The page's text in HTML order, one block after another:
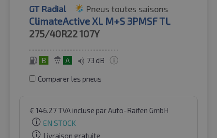
GT Radial Pneus toutes saisons
ClimateActive XL M+S 3PMSF TL
275/40R22107Y
B A 73 dB
Comparer les pneus
€ 146.27TVA incluse par Auto-Raifen GmbH
EN STOCK
Livraison gratuite